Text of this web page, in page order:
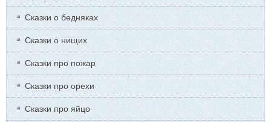
Сказки о бедняках
Сказки о нищих
Сказки про пожар
Сказки про орехи
Сказки про яйцо